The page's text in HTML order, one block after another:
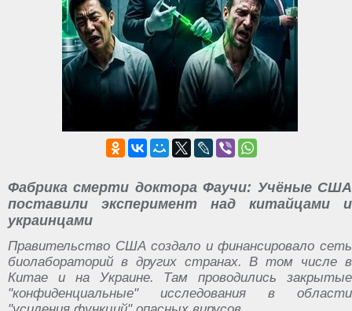
Фабрика смерти доктора Фаучи: Учёные США
поставили эксперимент над китайцами и
украинцами
Правительство США создало и финансировало сеть
биолабораторий в других странах. В том числе в
Китае и на Украине. Там проводились закрытые
"конфиденциальные" исследования в области